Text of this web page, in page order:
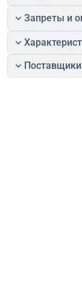
Запреты и
Поставщики